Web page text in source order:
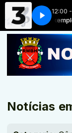
12:00
Exemplo
Notícias